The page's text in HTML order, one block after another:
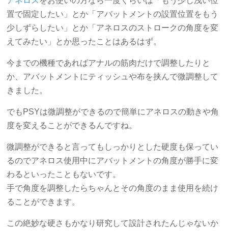
置で固定したい」とか「アバットメントの設置位置をもう
少しずらしたい」とか「アネロスのストロークの角度を変
えてみたい」とか思ったことはあるはず。
今までの機種であればアナルの筋肉だけで調整したりと
か、アバットメントにティッシュや布を挟んで微調整して
きました。
でもPSYは微調整ができるので簡単にアネロスの動きや角
度を変えることができるんですね。
微調整ができると言ってもしっかりとした硬度も保ってい
るのでアネロス使用中にアバットメントの角度が勝手に変
わるといったこともないです。
手で角度を調整したらちゃんとその角度のまま使用を続け
ることができます。
この絶妙な硬さもかなり研究して設計されたんじゃないか